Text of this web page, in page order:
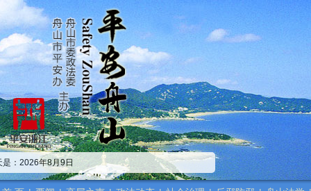
是：2026年8月9日
·中共舟山市委政法委员会招聘公告
·市委政法委机关传达学习省、市“新春第一会”精神
·市委政法工作会议召开 梁雪冬讲话
·中共浙江省委常委、政法委书记王成国致全省政法干警的新春贺词